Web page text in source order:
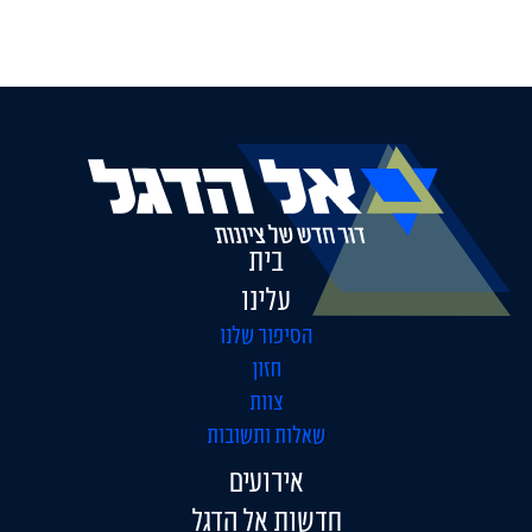
בית
עלינו
הסיפור שלנו
חזון
צוות
שאלות ותשובות
אירועים
חדשות אל הדגל